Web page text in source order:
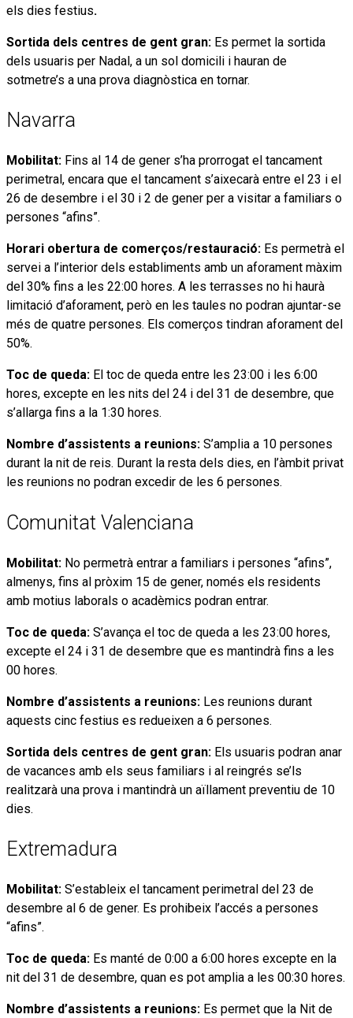
els dies festius.
Sortida dels centres de gent gran: Es permet la sortida
dels usuaris per Nadal, a un sol domicili i hauran de
sotmetre’s a una prova diagnòstica en tornar.
Navarra
Mobilitat: Fins al 14 de gener s’ha prorrogat el tancament
perimetral, encara que el tancament s’aixecarà entre el 23 i el
26 de desembre i el 30 i 2 de gener per a visitar a familiars o
persones “afins”.
Horari obertura de comerços/restauració: Es permetrà el
servei a l’interior dels establiments amb un aforament màxim
del 30% fins a les 22:00 hores. A les terrasses no hi haurà
limitació d’aforament, però en les taules no podran ajuntar-se
més de quatre persones. Els comerços tindran aforament del
50%.
Toc de queda: El toc de queda entre les 23:00 i les 6:00
hores, excepte en les nits del 24 i del 31 de desembre, que
s’allarga fins a la 1:30 hores.
Nombre d’assistents a reunions: S’amplia a 10 persones
durant la nit de reis. Durant la resta dels dies, en l’àmbit privat
les reunions no podran excedir de les 6 persones.
Comunitat Valenciana
Mobilitat: No permetrà entrar a familiars i persones “afins”,
almenys, fins al pròxim 15 de gener, només els residents
amb motius laborals o acadèmics podran entrar.
Toc de queda: S’avança el toc de queda a les 23:00 hores,
excepte el 24 i 31 de desembre que es mantindrà fins a les
00 hores.
Nombre d’assistents a reunions: Les reunions durant
aquests cinc festius es redueixen a 6 persones.
Sortida dels centres de gent gran: Els usuaris podran anar
de vacances amb els seus familiars i al reingrés se’ls
realitzarà una prova i mantindrà un aïllament preventiu de 10
dies.
Extremadura
Mobilitat: S’estableix el tancament perimetral del 23 de
desembre al 6 de gener. Es prohibeix l’accés a persones
“afins”.
Toc de queda: Es manté de 0:00 a 6:00 hores excepte en la
nit del 31 de desembre, quan es pot amplia a les 00:30 hores.
Nombre d’assistents a reunions: Es permet que la Nit de